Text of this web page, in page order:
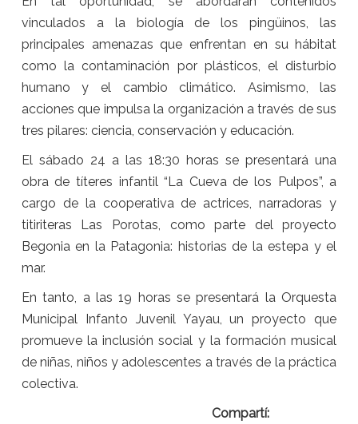
vinculados a la biología de los pingüinos, las
principales amenazas que enfrentan en su hábitat
como la contaminación por plásticos, el disturbio
humano y el cambio climático. Asimismo, las
acciones que impulsa la organización a través de sus
tres pilares: ciencia, conservación y educación.
El sábado 24 a las 18:30 horas se presentará una
obra de títeres infantil “La Cueva de los Pulpos”, a
cargo de la cooperativa de actrices, narradoras y
titiriteras Las Porotas, como parte del proyecto
Begonia en la Patagonia: historias de la estepa y el
mar.
En tanto, a las 19 horas se presentará la Orquesta
Municipal Infanto Juvenil Yayau, un proyecto que
promueve la inclusión social y la formación musical
de niñas, niños y adolescentes a través de la práctica
colectiva.
Compartí: